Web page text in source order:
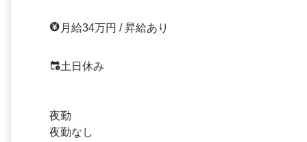
月給34万円 / 昇給あり
土日休み
夜勤
夜勤なし